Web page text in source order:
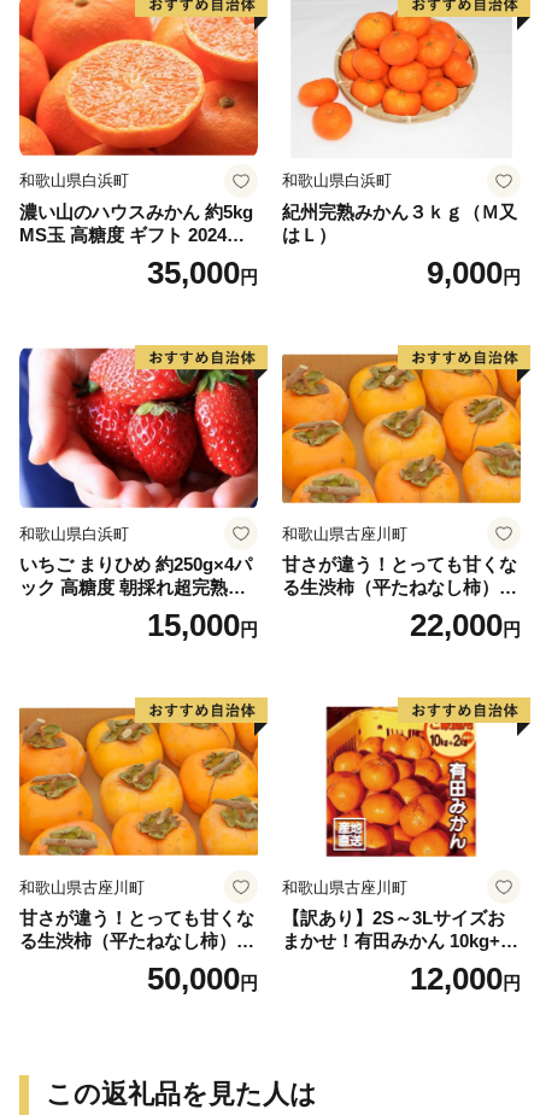
和歌山県白浜町
濃い山のハウスみかん 約5kg
MS玉 高糖度 ギフト 2024年7
35,000円
和歌山県白浜町
紀州完熟みかん３ｋｇ（Ｍ又
はＬ）
9,000円
和歌山県白浜町
いちご まりひめ 約250g×4パ
ック 高糖度 朝採れ超完熟ま
りひめ 1月以降発送分
15,000円
和歌山県古座川町
甘さが違う！とっても甘くな
る生渋柿（平たねなし柿）吊
ップ付約4.5～5kg 約24～30
22,000円
和歌山県古座川町
甘さが違う！とっても甘くな
る生渋柿（平たねなし柿）吊
ップ付約14.5～15kg 約60～
50,000円
和歌山県古座川町
【訳あり】2S～3Lサイズお
まかせ！有田みかん 10kg+2k
g保証分 11月から12月下旬ま
でに順次発送致します。 / 訳
12,000円
この返礼品を見た人は